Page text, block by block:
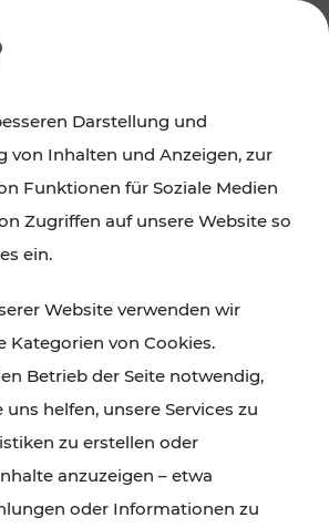
und das Burgenland
und Gastronomie,
Naturgenuss – viele
mit den Ticket- und Fahrplan-
gut und schnell erreichbar.
Darstellung und
von Inhalten und Anzeigen, zur
Funktionen für Soziale Medien
Zugriffen auf unsere Website so
ein.
Website verwenden wir
Kategorien von Cookies.
Betrieb der Seite notwendig,
helfen, unsere Services zu
zu erstellen oder
anzuzeigen – etwa
oder Informationen zu